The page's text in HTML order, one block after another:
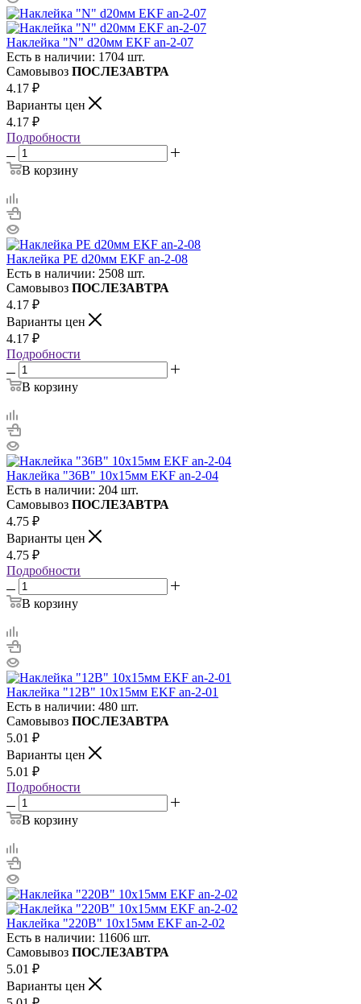
Наклейка "N" d20мм EKF an-2-07
Есть в наличии: 1704 шт.
Самовывоз ПОСЛЕЗАВТРА
4.17 ₽
Варианты цен
4.17 ₽
Подробности
В корзину
Наклейка PE d20мм EKF an-2-08
Есть в наличии: 2508 шт.
Самовывоз ПОСЛЕЗАВТРА
4.17 ₽
Варианты цен
4.17 ₽
Подробности
В корзину
Наклейка "36В" 10х15мм EKF an-2-04
Есть в наличии: 204 шт.
Самовывоз ПОСЛЕЗАВТРА
4.75 ₽
Варианты цен
4.75 ₽
Подробности
В корзину
Наклейка "12В" 10х15мм EKF an-2-01
Есть в наличии: 480 шт.
Самовывоз ПОСЛЕЗАВТРА
5.01 ₽
Варианты цен
5.01 ₽
Подробности
В корзину
Наклейка "220В" 10х15мм EKF an-2-02
Есть в наличии: 11606 шт.
Самовывоз ПОСЛЕЗАВТРА
5.01 ₽
Варианты цен